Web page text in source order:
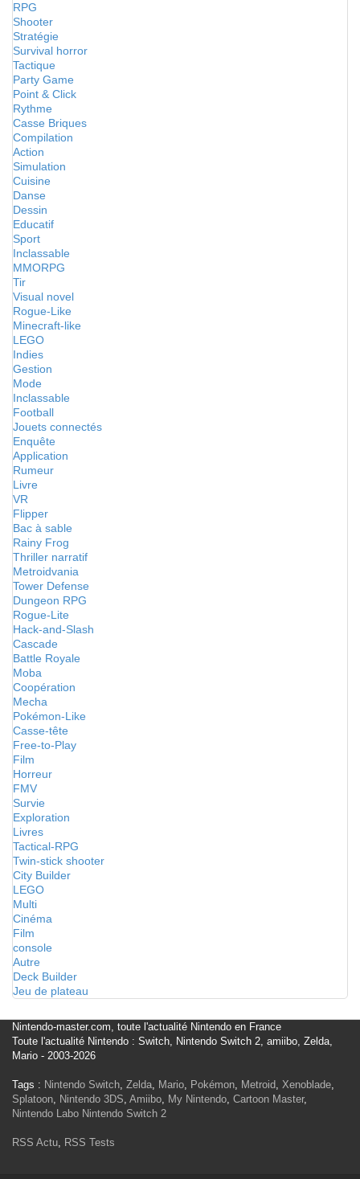
RPG
Shooter
Stratégie
Survival horror
Tactique
Party Game
Point & Click
Rythme
Casse Briques
Compilation
Action
Simulation
Cuisine
Danse
Dessin
Educatif
Sport
Inclassable
MMORPG
Tir
Visual novel
Rogue-Like
Minecraft-like
LEGO
Indies
Gestion
Mode
Inclassable
Football
Jouets connectés
Enquête
Application
Rumeur
Livre
VR
Flipper
Bac à sable
Rainy Frog
Thriller narratif
Metroidvania
Tower Defense
Dungeon RPG
Rogue-Lite
Hack-and-Slash
Cascade
Battle Royale
Moba
Coopération
Mecha
Pokémon-Like
Casse-tête
Free-to-Play
Film
Horreur
FMV
Survie
Exploration
Livres
Tactical-RPG
Twin-stick shooter
City Builder
LEGO
Multi
Cinéma
Film
console
Autre
Deck Builder
Jeu de plateau
Nintendo-master.com, toute l'actualité Nintendo en France
Toute l'actualité Nintendo : Switch, Nintendo Switch 2, amiibo, Zelda,
Mario - 2003-2026
Tags : Nintendo Switch, Zelda, Mario, Pokémon, Metroid, Xenoblade,
Splatoon, Nintendo 3DS, Amiibo, My Nintendo, Cartoon Master,
Nintendo Labo Nintendo Switch 2
RSS Actu, RSS Tests